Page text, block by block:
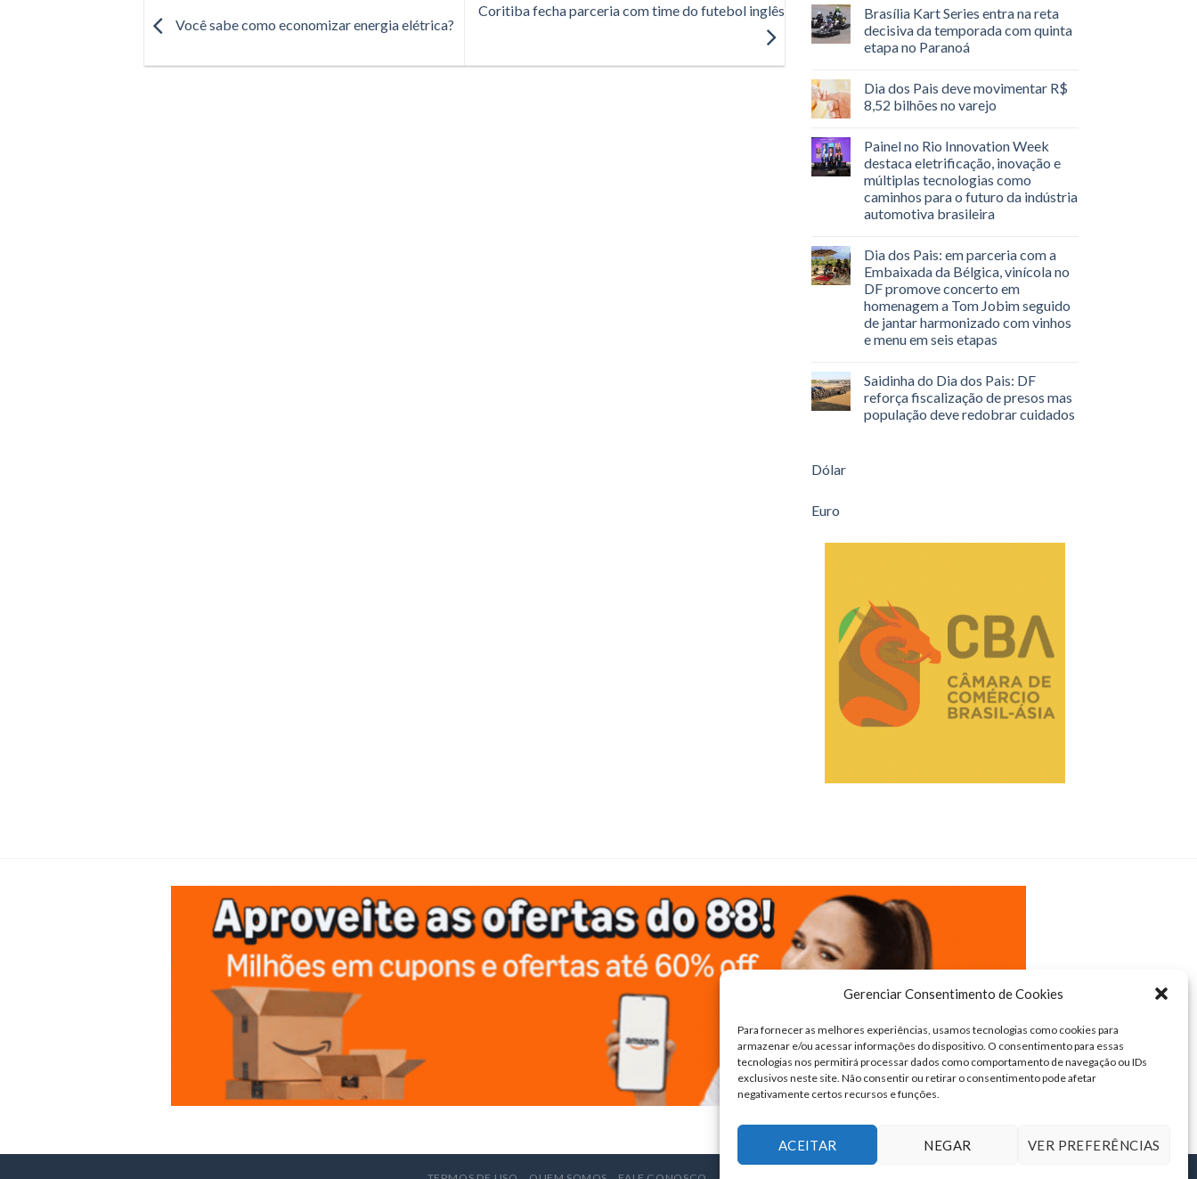
Gerenciar Consentimento de Cookies
Para fornecer as melhores experiências, usamos tecnologias como cookies para
armazenar e/ou acessar informações do dispositivo. O consentimento para essas
tecnologias nos permitirá processar dados como comportamento de navegação ou IDs
exclusivos neste site. Não consentir ou retirar o consentimento pode afetar
negativamente certos recursos e funções.
ACEITAR NEGAR VER PREFERÊNCIAS
Você sabe como economizar energia elétrica?
Coritiba fecha parceria com time do futebol inglês
Brasília Kart Series entra na reta
decisiva da temporada com quinta
etapa no Paranoá
Dia dos Pais deve movimentar R$
8,52 bilhões no varejo
Painel no Rio Innovation Week
destaca eletrificação, inovação e
múltiplas tecnologias como
caminhos para o futuro da indústria
automotiva brasileira
Dia dos Pais: em parceria com a
Embaixada da Bélgica, vinícola no
DF promove concerto em
homenagem a Tom Jobim seguido
de jantar harmonizado com vinhos
e menu em seis etapas
Saidinha do Dia dos Pais: DF
reforça fiscalização de presos mas
população deve redobrar cuidados
Dólar
Euro